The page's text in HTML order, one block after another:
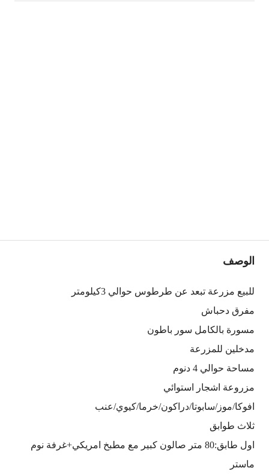
الوصف
للبيع مزرعة تبعد عن طرطوس حوالي 3كيلومتر
مفرق دحباش
مسورة بالكامل سور باطون
مدخلين للمزرعة
مساحة حوالي 4 دنوم
مزروعة اشجار استوائي
افوكا/موز/سابوتا/دراكون/خرما/كيوي/عنب
ثلاث طوابق
اول طابق:80 متر صالون كبير مع مطبخ امريكي+غرفة نوم
ماستر